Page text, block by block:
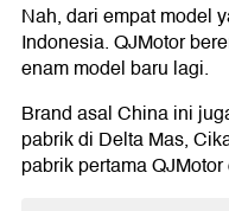
Nah, dari empat model
Indonesia. QJMotor
enam model baru lagi.
Brand asal China ini
pabrik di Delta Mas,
pabrik pertama